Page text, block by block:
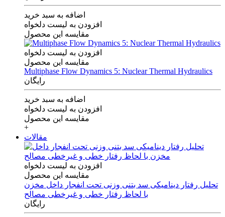
اضافه به سبد خرید
افزودن به لیست دلخواه
مقایسه این محصول
افزودن به لیست دلخواه
مقایسه این محصول
Multiphase Flow Dynamics 5: Nuclear Thermal Hydraulics
رایگان
اضافه به سبد خرید
افزودن به لیست دلخواه
مقایسه این محصول
+
مقالات
افزودن به لیست دلخواه
مقایسه این محصول
تحلیل رفتار دینامیکی سد بتنی وزنی تحت انفجار داخل مخزن
با لحاظ رفتار خطی و غیرخطی مصالح
رایگان